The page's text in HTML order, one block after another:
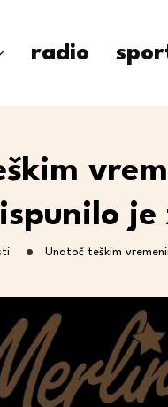
radio
je
Unatoč teškim